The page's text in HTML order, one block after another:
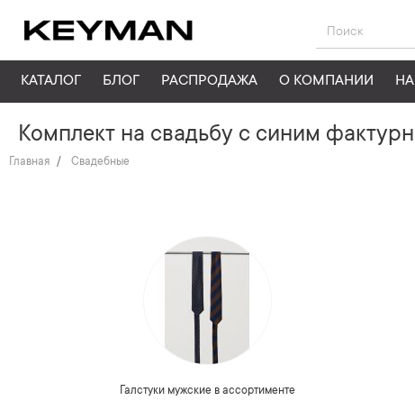
КАТАЛОГ О КОМПАНИИ
РАСПРОДАЖА
БЛОГ
Комплект на свадьбу с синим
Главная Свадебные
Галстуки мужские в ассортименте